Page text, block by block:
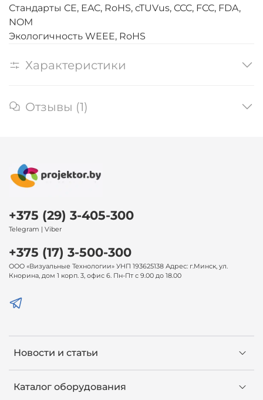
Стандарты CE, EAC, RoHS, cTUVus, CCC, FCC, FDA,
NOM
Экологичность WEEE, RoHS
Характеристики
Отзывы (1)
Новости и статьи
Каталог оборудования
+375 (29) 3-405-300
Telegram | Viber
+375 (17) 3-500-300
ООО «Визуальные Технологии» УНП 193625138 Адрес: г.Минск, ул.
Кнорина, дом 1 корп. 3, офис 6. Пн-Пт с 9.00 до 18.00